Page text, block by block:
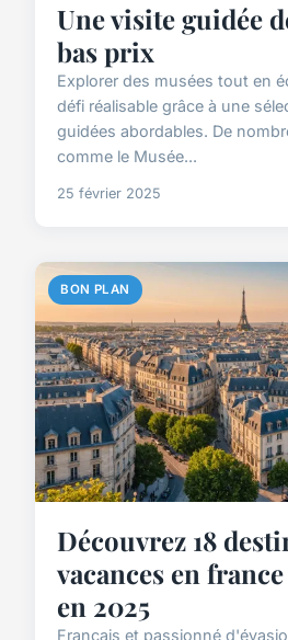
Une visite guidée
bas prix
Explorer des musées tout en
défi réalisable grâce à une
guidées abordables. De
comme le Musée...
25 février 2025
BON PLAN
Découvrez 18
vacances en
en 2025
Français et passionné